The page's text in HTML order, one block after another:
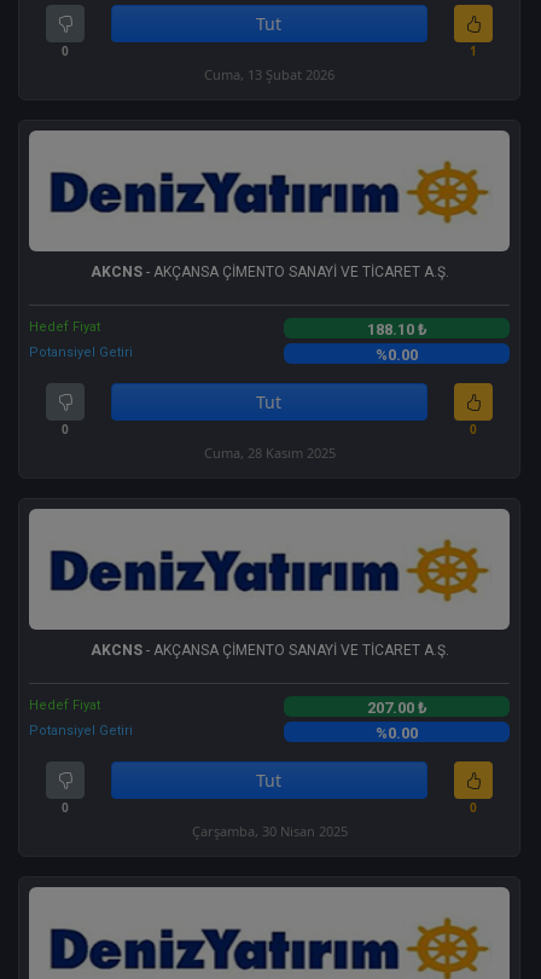
0
Tut
1
Cuma, 13 Şubat 2026
AKCNS- AKÇANSA ÇİMENTO SANAYİ VE TİCARET A.Ş.
Hedef Fiyat 188.10 ₺
Potansiyel Getiri %0.00
0
Tut
0
Cuma, 28 Kasım 2025
AKCNS- AKÇANSA ÇİMENTO SANAYİ VE TİCARET A.Ş.
Hedef Fiyat 207.00 ₺
Potansiyel Getiri %0.00
0
Tut
0
Çarşamba, 30 Nisan 2025